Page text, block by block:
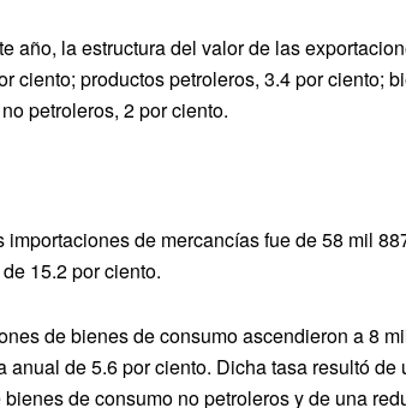
año, la estructura del valor de las
ciento; productos petroleros, 3.4 por ciento;
petroleros, 2 por ciento.
de mercancías fue de 58 mil
15.2 por ciento.
de bienes de consumo ascendieron a 8
de 5.6 por ciento. Dicha tasa resultó de
de consumo no petroleros y de una